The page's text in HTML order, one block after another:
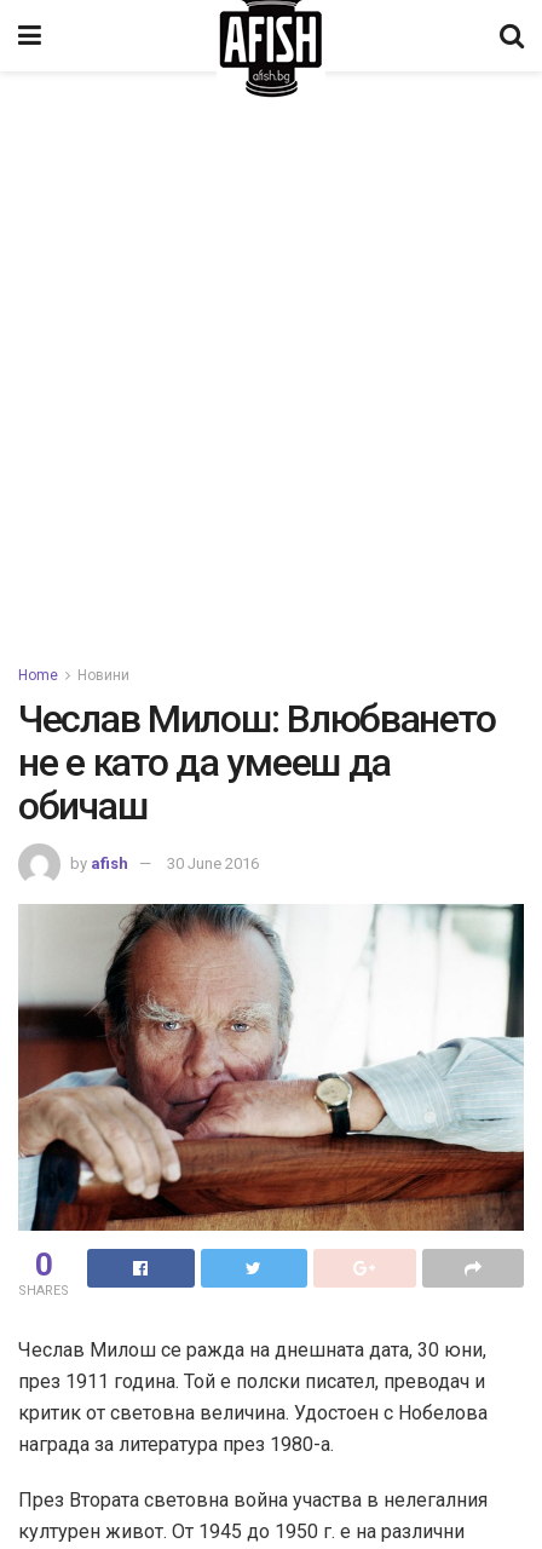
Home Новини
Чеслав Милош: Влюбването
не е като да умееш да
обичаш
by afish 30 June 2016
0
SHARES
Чеслав Милош се ражда на днешната дата, 30 юни,
през 1911 година. Той е полски писател, преводач и
критик от световна величина. Удостоен с Нобелова
награда за литература през 1980-а.
През Втората световна война участва в нелегалния
културен живот. От 1945 до 1950 г. е на различни